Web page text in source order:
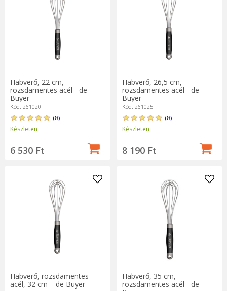
Habverő, 22 cm,
rozsdamentes acél - de
Buyer
Kód: 261020
(8)
Készleten
6 530 Ft
Habverő, 26,5 cm,
rozsdamentes acél - de
Buyer
Kód: 261025
(8)
Készleten
8 190 Ft
Habverő, rozsdamentes
acél, 32 cm – de Buyer
Habverő, 35 cm,
rozsdamentes acél - de